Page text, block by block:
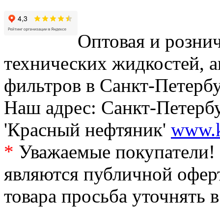
Оптовая и
технических жидкостей,
фильтров в Санкт-
Наш адрес: Санкт-
'Красный нефтяник'
* Уважаемые
являются публичной
товара просьба уточнять